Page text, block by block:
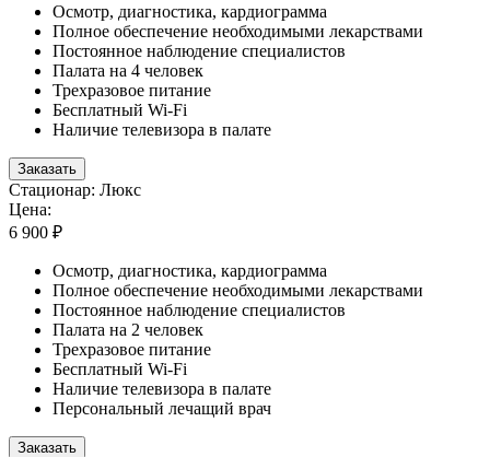
Осмотр, диагностика, кардиограмма
Полное обеспечение необходимыми лекарствами
Постоянное наблюдение специалистов
Палата на 4 человек
Трехразовое питание
Бесплатный Wi-Fi
Наличие телевизора в палате
Заказать
Стационар: Люкс
Цена:
6 900 ₽
Осмотр, диагностика, кардиограмма
Полное обеспечение необходимыми лекарствами
Постоянное наблюдение специалистов
Палата на 2 человек
Трехразовое питание
Бесплатный Wi-Fi
Наличие телевизора в палате
Персональный лечащий врач
Заказать